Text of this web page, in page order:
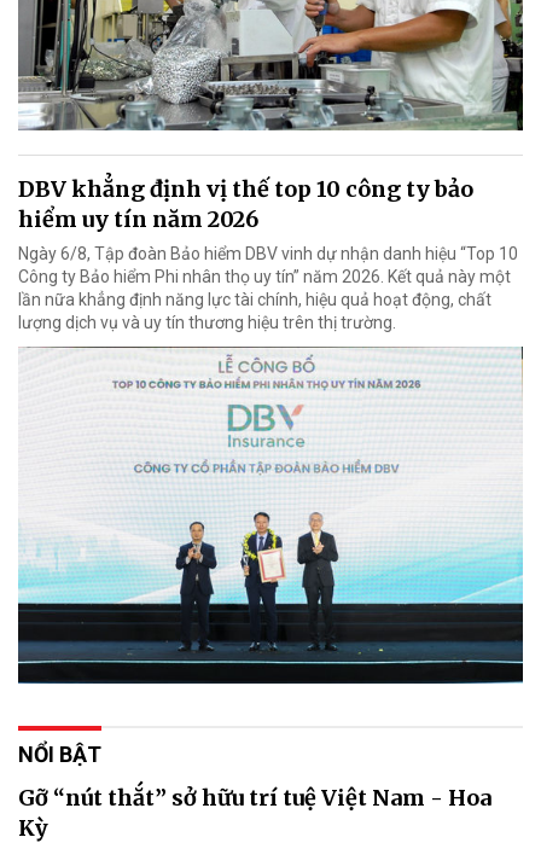
DBV khẳng định vị thế top 10 công ty bảo
hiểm uy tín năm 2026
Ngày 6/8, Tập đoàn Bảo hiểm DBV vinh dự nhận danh hiệu “Top 10
Công ty Bảo hiểm Phi nhân thọ uy tín” năm 2026. Kết quả này một
lần nữa khẳng định năng lực tài chính, hiệu quả hoạt động, chất
lượng dịch vụ và uy tín thương hiệu trên thị trường.
NỔI BẬT
Gỡ “nút thắt” sở hữu trí tuệ Việt Nam - Hoa
Kỳ